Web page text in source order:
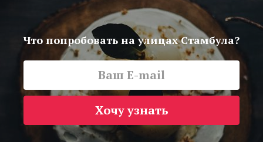
Что попробовать на улицах Стамбула?
Хочу узнать